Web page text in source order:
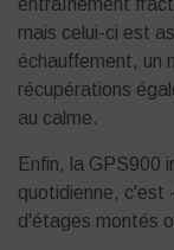
entraînement
mais celui-ci est
échauffement, un
récupérations
au calme.
Enfin, la GPS900
quotidienne, c'est
d'étages montés